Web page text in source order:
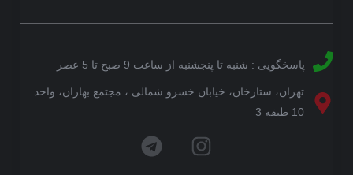
پاسخگویی : شنبه تا پنجشنبه از ساعت 9 صبح تا 5 عصر
تهران، ستارخان، خیابان خسرو شمالی ، مجتمع بهاران، واحد
10 طبقه 3